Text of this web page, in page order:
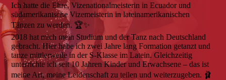
Ich hatte die Ehre, Vizenationalmeisterin in Ecuador und
südamerikanische Vizemeisterin in lateinamerikanischen
Tänzen zu werden. 🏆✨
2018 hat mich mein Studium und der Tanz nach Deutschland
gebracht. Hier habe ich zwei Jahre lang Formation getanzt und
tanze mittlerweile in der S-Klasse im Latein. Gleichzeitig
unterrichte ich seit 10 Jahren Kinder und Erwachsene – das ist
meine Art, meine Leidenschaft zu teilen und weiterzugeben. 🩰